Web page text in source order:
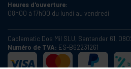
Heures d'ouverture:
08h00 à 17h00 du lundi au vendredi
Cablematic Dos Mil SLU, Santander 61,
Numéro de TVA: ES-B62231261